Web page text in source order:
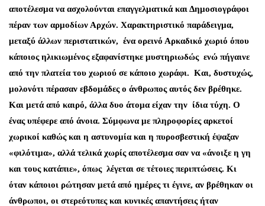
αποτέλεσμα να ασχολούνται επαγγελματικά και Δημοσιογράφοι
πέραν των αρμοδίων Αρχών. Χαρακτηριστικό παράδειγμα,
μεταξύ άλλων περιστατικών, ένα ορεινό Αρκαδικό χωριό όπου
κάποιος ηλικιωμένος εξαφανίστηκε μυστηριωδώς ενώ πήγαινε
από την πλατεία του χωριού σε κάποιο χωράφι. Και, δυστυχώς,
μολονότι πέρασαν εβδομάδες ο άνθρωπος αυτός δεν βρέθηκε.
Και μετά από καιρό, άλλα δυο άτομα είχαν την ίδια τύχη. Ο
ένας υπέφερε από άνοια. Σύμφωνα με πληροφορίες αρκετοί
χωρικοί καθώς και η αστυνομία και η πυροσβεστική έψαξαν
«φιλότιμα», αλλά τελικά χωρίς αποτέλεσμα σαν να «άνοιξε η γη
και τους κατάπιε», όπως λέγεται σε τέτοιες περιπτώσεις. Κι
όταν κάποιοι ρώτησαν μετά από ημέρες τι έγινε, αν βρέθηκαν οι
άνθρωποι, οι στερεότυπες και κυνικές απαντήσεις ήταν